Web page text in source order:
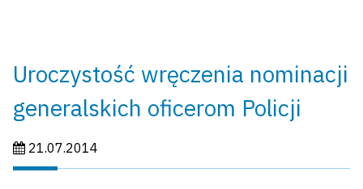
Uroczystość wręczenia nominacji
generalskich oficerom Policji
Data publikacji:
21.07.2014